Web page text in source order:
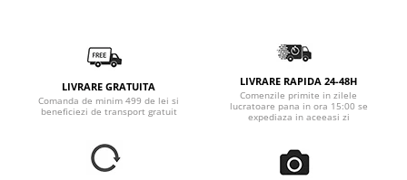
LIVRARE GRATUITA
Comanda de minim 499 de lei si
beneficiezi de transport gratuit
LIVRARE RAPIDA 24-48H
Comenzile primite in zilele
lucratoare pana in ora 15:00 se
expediaza in aceeasi zi